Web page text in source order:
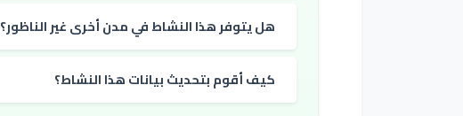
هل يتوفر هذا النشاط في مدن أخرى غير الناظور؟
كيف أقوم بتحديث بيانات هذا النشاط؟